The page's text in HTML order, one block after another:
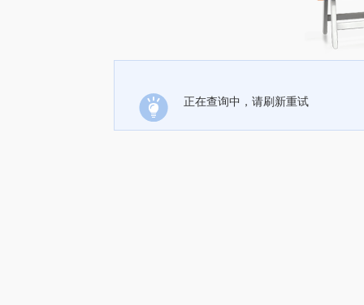
正在查询中，请刷新重试